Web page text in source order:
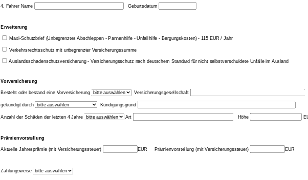
4. Fahrer Name Geburtsdatum
Erweiterung
Maxi-Schutzbrief (Unbegrenztes Abschleppen - Pannenhilfe - Unfallhilfe - Bergungskosten) - 115 EUR / Jahr
Verkehrsrechtsschutz mit unbegrenzter Versicherungssumme
Auslandsschadenschutzversicherung - Versicherungsschutz nach deutschem Standard für nicht selbstverschuldete Unfälle im Ausland
Vorversicherung
Besteht oder bestand eine Vorversicherung Versicherungsgesellschaft
gekündigt durch Kündigungsgrund
Anzahl der Schäden der letzten 4 Jahre Art Höhe
Prämienvorstellung
Aktuelle Jahresprämie (mit Versicherungssteuer) EUR Prämienvorstellung (mit Versicherungssteuer) EUR
Zahlungsweise